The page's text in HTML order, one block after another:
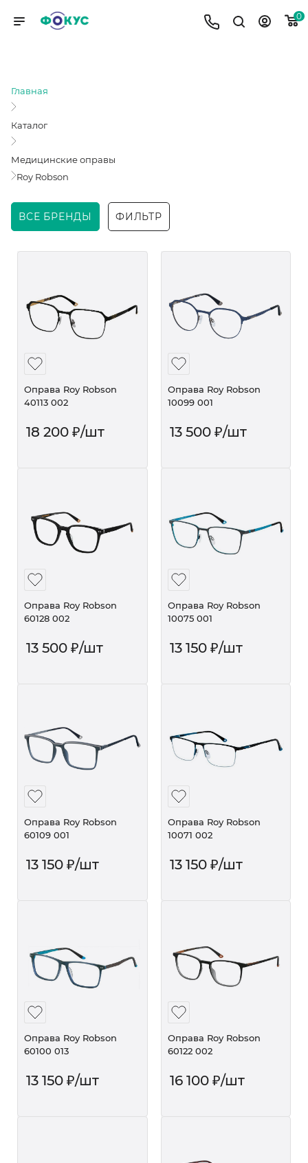
0
Главная
Каталог
Медицинские оправы
Roy Robson
ВСЕ БРЕНДЫ ФИЛЬТР
Оправа Roy Robson
40113 002
18 200 ₽/шт
Оправа Roy Robson
10099 001
13 500₽/шт
Оправа Roy Robson
60128 002
13 500 ₽/шт
Оправа Roy Robson
10075 001
13 150₽/шт
Оправа Roy Robson
60109 001
13 150 ₽/шт
Оправа Roy Robson
10071 002
13 150₽/шт
Оправа Roy Robson
60100 013
13 150 ₽/шт
Оправа Roy Robson
60122 002
16 100₽/шт